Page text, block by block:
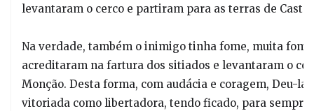
levantaram o cerco e partiram para as terras de
Na verdade, também o inimigo tinha fome, muita
acreditaram na fartura dos sitiados e levantaram o
Monção. Desta forma, com audácia e coragem, Deu-
vitoriada como libertadora, tendo ficado, para